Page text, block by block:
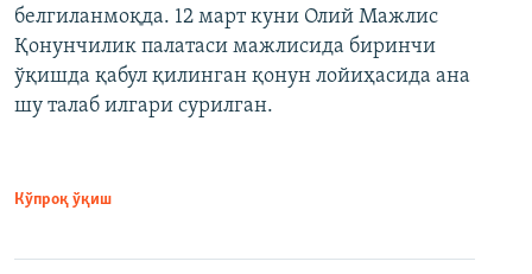
белгиланмоқда. 12 март куни Олий Мажлис
Қонунчилик палатаси мажлисида биринчи
ўқишда қабул қилинган қонун лойиҳасида ана
шу талаб илгари сурилган.
Кўпроқ ўқиш